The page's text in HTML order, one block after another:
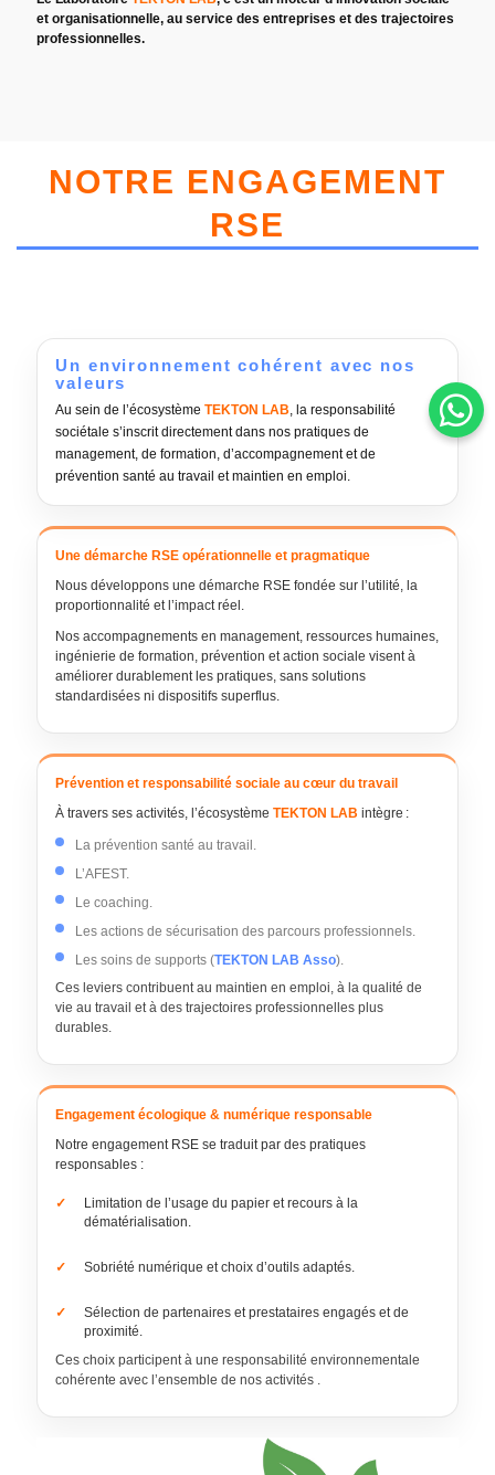
et organisationnelle, au service des entreprises et des trajectoires
professionnelles.
NOTRE ENGAGEMENT
RSE
Un environnement cohérent avec nos
valeurs
Au sein de l’écosystème TEKTON LAB , la responsabilité
sociétale s’inscrit directement dans nos pratiques de
management, de formation, d’accompagnement et de
prévention santé au travail et maintien en emploi.
Une démarche RSE opérationnelle et pragmatique
Nous développons une démarche RSE fondée sur l’utilité, la
proportionnalité et l’impact réel.
Nos accompagnements en management, ressources humaines,
ingénierie de formation, prévention et action sociale visent à
améliorer durablement les pratiques, sans solutions
standardisées ni dispositifs superflus.
Prévention et responsabilité sociale au cœur du travail
À travers ses activités, l’écosystème TEKTON LAB intègre :
La prévention santé au travail.
L’AFEST.
Le coaching.
Les actions de sécurisation des parcours professionnels.
Les soins de supports (TEKTON LAB Asso).
Ces leviers contribuent au maintien en emploi, à la qualité de
vie au travail et à des trajectoires professionnelles plus
durables.
Engagement écologique & numérique responsable
Notre engagement RSE se traduit par des pratiques
responsables :
Limitation de l’usage du papier et recours à la
dématérialisation.
Sobriété numérique et choix d’outils adaptés.
Sélection de partenaires et prestataires engagés et de
proximité.
Ces choix participent à une responsabilité environnementale
cohérente avec l’ensemble de nos activités .